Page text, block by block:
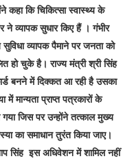
कहा कि चिकित्सा स्वास्थ्य के
ने व्यापक सुधार किए हैं । गंभीर
व्यापक पैमाने पर जनता को
हो चुके है। राज्य मंत्री श्री सिंह
बनने में दिक्कत आ रही है उसका
में मान्यता प्राप्त पत्रकारों के
जिस पर उन्होंने तत्काल मुख्य
का समाधान तुरंत किया जाए।
सिंह इस अधिवेशन में शामिल नहीं